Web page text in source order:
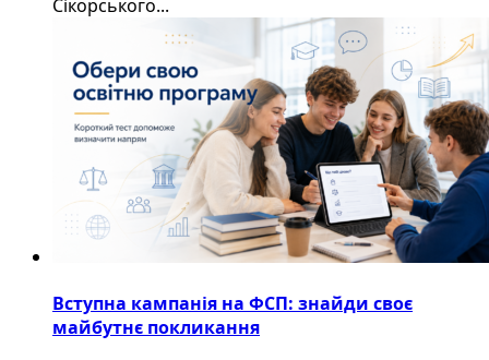
Сікорського...
Вступна кампанія на ФСП: знайди своє
майбутнє покликання